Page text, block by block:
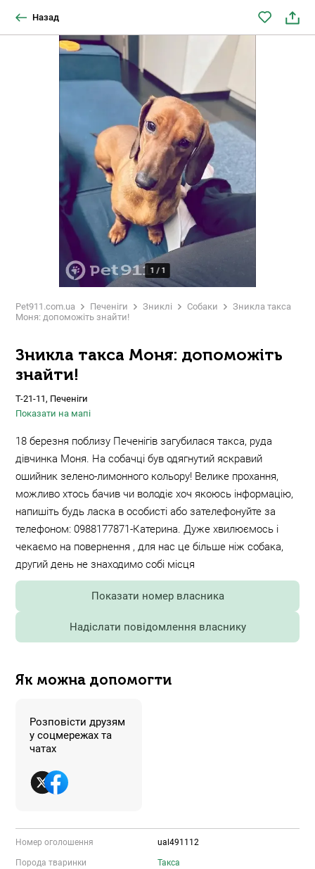
Назад
1 / 1
Pet911.com.ua Печеніги Зниклі Собаки
Зникла такса
Моня: допоможіть знайти!
Зникла такса Моня: допоможіть
знайти!
Т-21-11, Печеніги
Показати на мапі
18 березня поблизу Печенігів загубилася такса, руда
дівчинка Моня. На собачці був одягнутий яскравий
ошийник зелено-лимонного кольору! Велике прохання,
можливо хтось бачив чи володіє хоч якоюсь інформацію,
напишіть будь ласка в особисті або зателефонуйте за
телефоном: 0988177871-Катерина. Дуже хвилюємось і
чекаємо на повернення , для нас це більше ніж собака,
другий день не знаходимо собі місця
Показати номер власника
Надіслати повідомлення власнику
Як можна допомогти
Розповісти друзям
у соцмережах та
чатах
Номер оголошення ual491112
Порода тваринки Такса